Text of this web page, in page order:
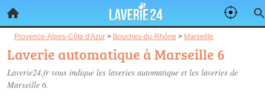
Provence-Alpes-Côte d'Azur > Bouches-du-Rhône > Marseille
Laverie automatique à Marseille 6
Laverie24.fr vous indique les laveries automatique et les laveries de
Marseille 6.